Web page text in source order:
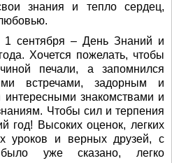
знания и тепло сердец,
1 сентября – День Знаний и
Хочется пожелать, чтобы
печали, а запомнился
встречами, задорным и
знакомствами и
Чтобы сил и терпения
год! Высоких оценок, легких
уроков и верных друзей, с
уже сказано, легко